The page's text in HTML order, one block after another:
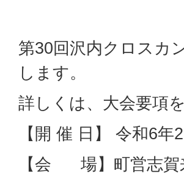
第30回沢内クロスカ
します。
詳しくは、大会要項
【開 催 日】 令和6年
【会 場】町営志賀